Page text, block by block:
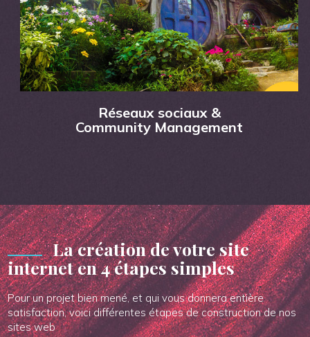
Réseaux sociaux &
Community Management
La création de votre site
internet en 4 étapes simples
Pour un projet bien mené, et qui vous donnera entière
satisfaction, voici différentes étapes de construction de nos
sites web